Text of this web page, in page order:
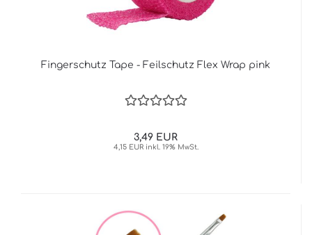
Fingerschutz Tape - Feilschutz Flex Wrap pink
3,49 EUR
4,15 EUR inkl. 19% MwSt.